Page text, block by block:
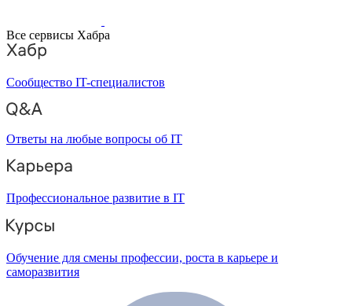
Все сервисы Хабра
Сообщество IT-специалистов
Ответы на любые вопросы об IT
Профессиональное развитие в IT
Обучение для смены профессии, роста в карьере и
саморазвития